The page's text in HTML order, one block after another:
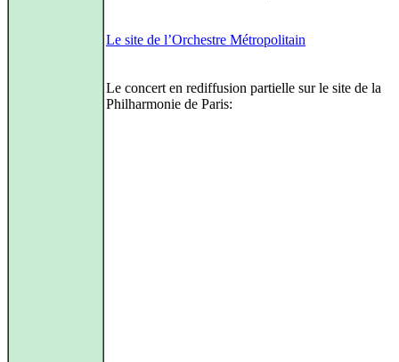
Le site de l’Orchestre Métropolitain
Le concert en rediffusion partielle sur le site de la
Philharmonie de Paris: